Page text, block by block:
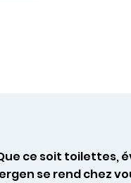
ce soit toilettes,
se rend chez